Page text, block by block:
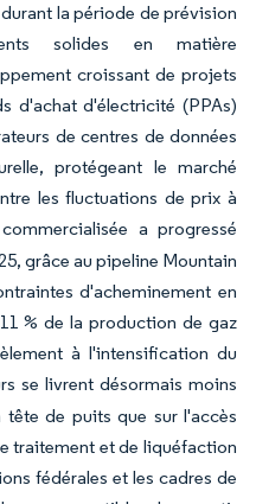
la période de prévision
solides en matière
croissant de projets
d'achat d'électricité (PPAs)
de centres de données
protégeant le marché
les fluctuations de prix à
a progressé
grâce au pipeline Mountain
d'acheminement en
% de la production de gaz
à l'intensification du
se livrent désormais moins
de puits que sur l'accès
traitement et de liquéfaction
fédérales et les cadres de